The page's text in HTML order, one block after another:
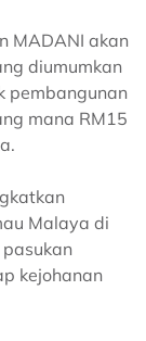
MADANI akan
diumumkan
pembangunan
mana RM15
Malaya di
kejohanan